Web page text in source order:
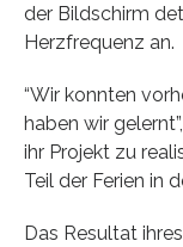
der Bildschirm
Herzfrequenz an.
“Wir konnten
haben wir
ihr Projekt zu
Teil der Ferien in
Das Resultat